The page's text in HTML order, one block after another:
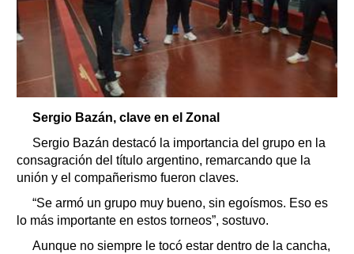
Sergio Bazán, clave en el Zonal
Sergio Bazán destacó la importancia del grupo en la
consagración del título argentino, remarcando que la
unión y el compañerismo fueron claves.
“Se armó un grupo muy bueno, sin egoísmos. Eso es
lo más importante en estos torneos”, sostuvo.
Aunque no siempre le tocó estar dentro de la cancha,